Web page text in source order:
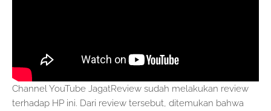
Channel YouTube JagatReview sudah melakukan review
terhadap HP ini. Dari review tersebut, ditemukan bahwa